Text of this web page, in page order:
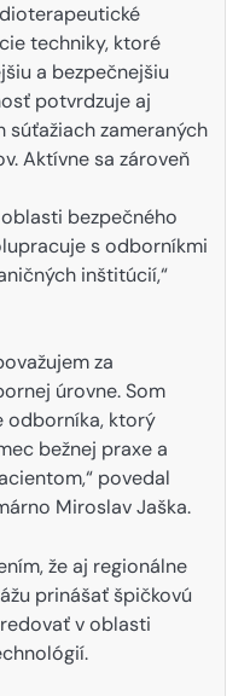
techniky, ktoré
a bezpečnejšiu
potvrdzuje aj
súťažiach zameraných
Aktívne sa zároveň
bezpečného
s odborníkmi
inštitúcií,“
za
úrovne. Som
odborníka, ktorý
bežnej praxe a
povedal
Miroslav Jaška.
že aj regionálne
prinášať špičkovú
v oblasti